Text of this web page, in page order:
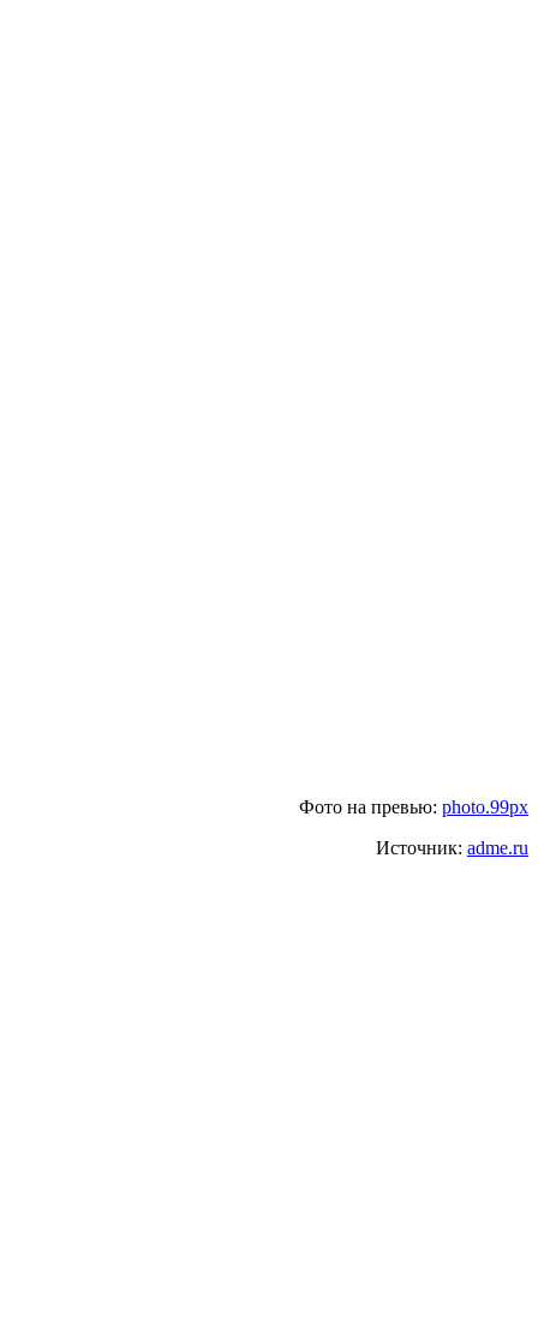
Фото на превью: photo.99px
Источник: adme.ru